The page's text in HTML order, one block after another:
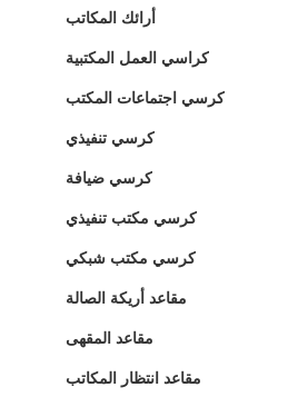
أرائك المكاتب
كراسي العمل المكتبية
كرسي اجتماعات المكتب
كرسي تنفيذي
كرسي ضيافة
كرسي مكتب تنفيذي
كرسي مكتب شبكي
مقاعد أريكة الصالة
مقاعد المقهى
مقاعد انتظار المكاتب